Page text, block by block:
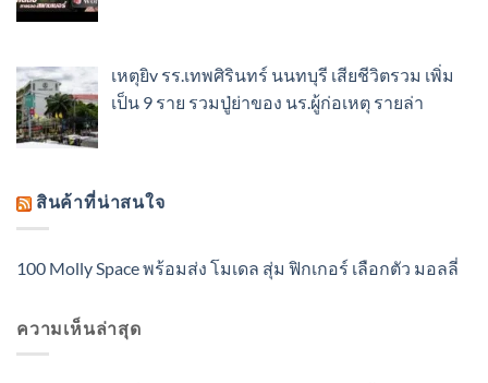
เหตุยิv รร.เทพศิรินทร์ นนทบุรี เสียชีวิตรวม เพิ่ม
เป็น 9 ราย รวมปู่ย่าของ นร.ผู้ก่อเหตุ รายล่า
สินค้าที่น่าสนใจ
100 Molly Space พร้อมส่ง โมเดล สุ่ม ฟิกเกอร์ เลือกตัว มอลลี่
ความเห็นล่าสุด